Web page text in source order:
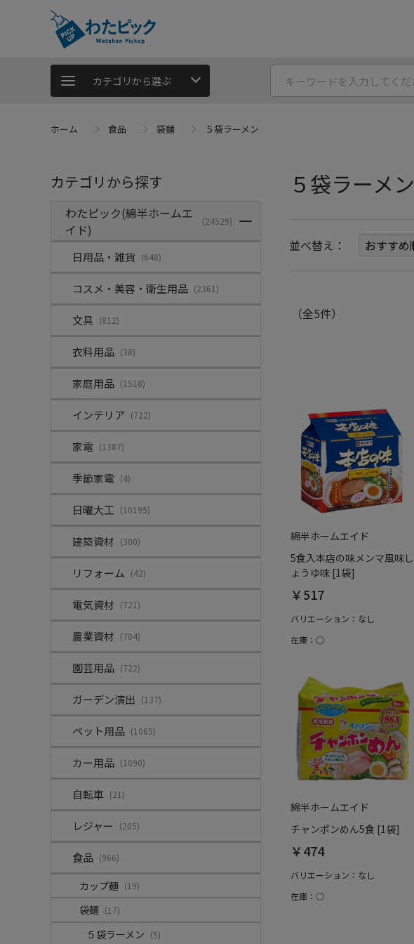
カテゴリから選ぶ
ホーム 食品 袋麺 ５袋ラーメン
カテゴリから探す
わたピック(綿半ホームエ
イド)
(24529)
日用品・雑貨 (648)
コスメ・美容・衛生用品 (2361)
文具 (812)
衣料用品 (38)
家庭用品 (1518)
インテリア (722)
家電 (1387)
季節家電 (4)
日曜大工 (10195)
建築資材 (300)
リフォーム (42)
電気資材 (721)
農業資材 (704)
園芸用品 (722)
ガーデン演出 (137)
ペット用品 (1065)
カー用品 (1090)
自転車 (21)
レジャー (205)
食品 (966)
カップ麺 (19)
袋麺 (17)
５袋ラーメン (5)
５袋ラーメン
並べ替え：
（全5件）
綿半ホームエイド
5食入本店の味メンマ風味し
ょうゆ味 [1袋]
￥517
バリエーション：なし
在庫：○
綿半ホームエイド
チャンポンめん5食 [1袋]
￥474
バリエーション：なし
在庫：○